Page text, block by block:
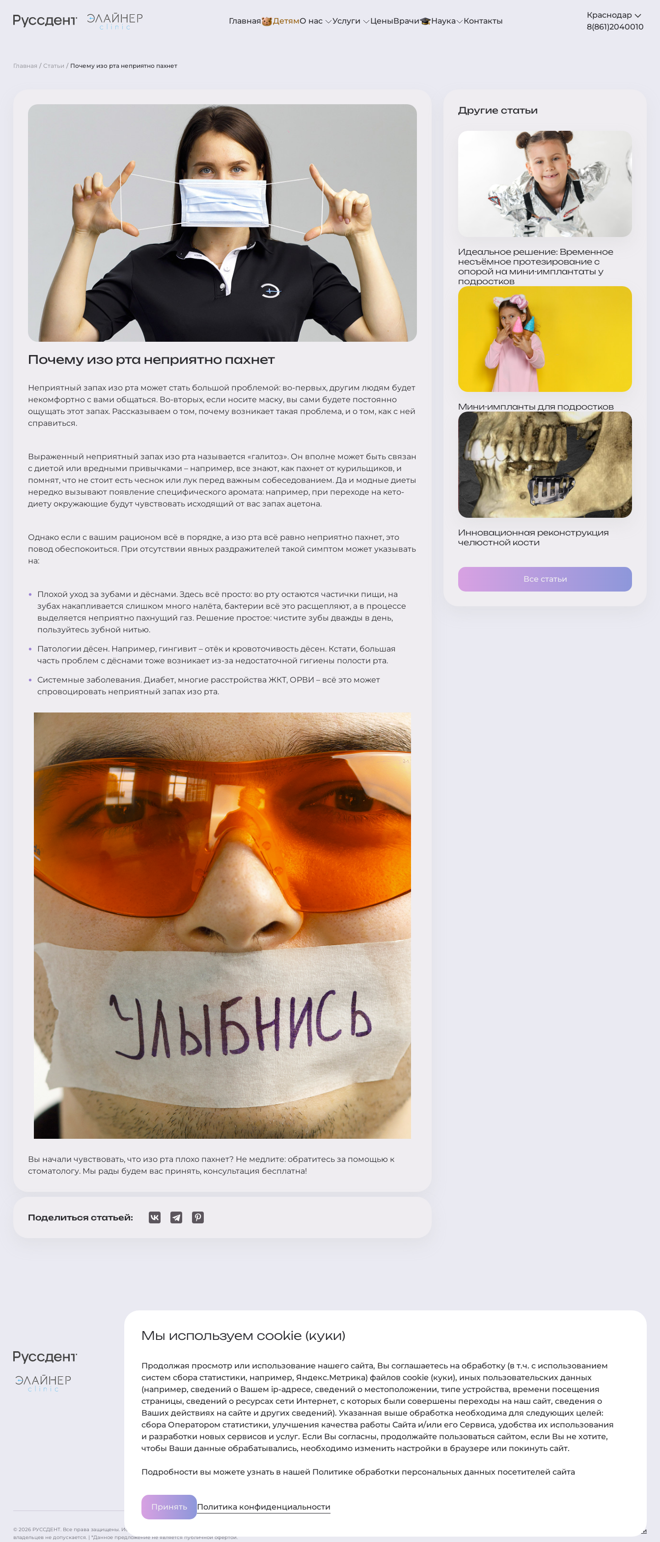
Главная ДетямО нас Услуги ЦеныВрачи Наука Контакты
Краснодар
8(861)2040010
Главная Статьи Почему изо рта неприятно пахнет
Почему изо рта неприятно пахнет
Неприятный запах изо рта может стать большой проблемой: во-первых, другим людям будет
некомфортно с вами общаться. Во-вторых, если носите маску, вы сами будете постоянно
ощущать этот запах. Рассказываем о том, почему возникает такая проблема, и о том, как с ней
справиться.
Выраженный неприятный запах изо рта называется «галитоз». Он вполне может быть связан
с диетой или вредными привычками – например, все знают, как пахнет от курильщиков, и
помнят, что не стоит есть чеснок или лук перед важным собеседованием. Да и модные диеты
нередко вызывают появление специфического аромата: например, при переходе на кето-
диету окружающие будут чувствовать исходящий от вас запах ацетона.
Однако если с вашим рационом всё в порядке, а изо рта всё равно неприятно пахнет, это
повод обеспокоиться. При отсутствии явных раздражителей такой симптом может указывать
на:
Плохой уход за зубами и дёснами. Здесь всё просто: во рту остаются частички пищи, на
зубах накапливается слишком много налёта, бактерии всё это расщепляют, а в процессе
выделяется неприятно пахнущий газ. Решение простое: чистите зубы дважды в день,
пользуйтесь зубной нитью.
Патологии дёсен. Например, гингивит – отёк и кровоточивость дёсен. Кстати, большая
часть проблем с дёснами тоже возникает из-за недостаточной гигиены полости рта.
Системные заболевания. Диабет, многие расстройства ЖКТ, ОРВИ – всё это может
спровоцировать неприятный запах изо рта.
Вы начали чувствовать, что изо рта плохо пахнет? Не медлите: обратитесь за помощью к
стоматологу. Мы рады будем вас принять, консультация бесплатна!
Поделиться статьей:
Другие статьи
Идеальное решение: Временное
несъёмное протезирование с
опорой на мини-имплантаты у
подростков
Мини-импланты для подростков
Инновационная реконструкция
челюстной кости
Все статьи
Детям
Услуги
Врачи
Цены
Отзывы
О клинике
Технологии
Новости
Фотогалерея
Практик-центр
Статьи
Новости о курсах
Телефон
78612040010
Администрация:
clientmanager@rossdent.ru
Пресс-служба:
Политика конфеденциальности
© 2026 РУССДЕНТ. Все права защищены. Использование материалов без разрешения
владельцев не допускается. | *Данное предложение не является публичной офертой.
Мы используем cookie (куки)
Продолжая просмотр или использование нашего cайта, Вы соглашаетесь на обработку (в т.ч. с использованием
систем сбора статистики, например, Яндекс.Метрика) файлов cookie (куки), иных пользовательских данных
(например, сведений о Вашем ip-адресе, сведений о местоположении, типе устройства, времени посещения
страницы, сведений о ресурсах сети Интернет, с которых были совершены переходы на наш сайт, сведения о
Ваших действиях на сайте и других сведений). Указанная выше обработка необходима для следующих целей:
сбора Оператором статистики, улучшения качества работы Сайта и/или его Сервиса, удобства их использования
и разработки новых сервисов и услуг. Если Вы согласны, продолжайте пользоваться сайтом, если Вы не хотите,
чтобы Ваши данные обрабатывались, необходимо изменить настройки в браузере или покинуть сайт.
Подробности вы можете узнать в нашей Политике обработки персональных данных посетителей сайта
Принять Политика конфиденциальности